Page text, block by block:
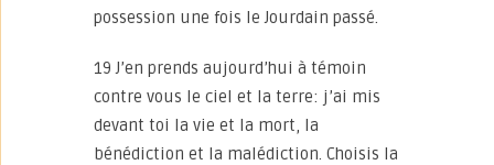
possession une fois le Jourdain passé.
19 J’en prends aujourd’hui à témoin
contre vous le ciel et la terre: j’ai mis
devant toi la vie et la mort, la
bénédiction et la malédiction. Choisis la